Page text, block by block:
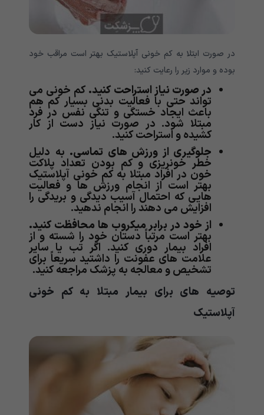
در صورت ابتلا به کم خونی آپلاستیک بهتر است مراقب خود
بوده و موارد زیر را رعایت کنید:
در صورت نیاز استراحت کنید. کم خونی می
تواند حتی با فعالیت بدنی بسیار کم هم
باعث ایجاد خستگی و تنگی نفس در فرد
مبتلا شود. در صورت نیاز دست از کار
کشیده و استراحت کنید.
جلوگیری از ورزش های تماسی. به دلیل
خطر خونریزی و کم بودن تعداد پلاکت
خون در افراد مبتلا به کم خونی آپلاستیک
بهتر است از انجام ورزش ها و فعالیت
هایی که احتمال آسیب دیدگی و بریدگی را
افزایش می دهند را انجام ندهید.
از خود در برابر میکروب ها محافظت کنید.
بهتر است مرتباً دستان خود را شسته و از
افراد بیمار دوری کنید. اگر تب یا سایر
علامت های عفونت را داشتید سریعاً برای
تشخیص و معالجه به پزشک مراجعه کنید.
توصیه های برای بیمار مبتلا به کم خونی
آپلاستیک